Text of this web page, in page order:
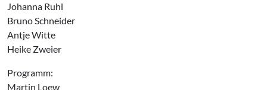
Johanna Ruhl
Bruno Schneider
Antje Witte
Heike Zweier
Programm:
Martin Loew